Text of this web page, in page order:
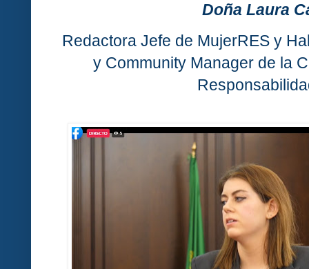
Doña Laura
Redactora Jefe de MujerRES y
y Community Manager de la